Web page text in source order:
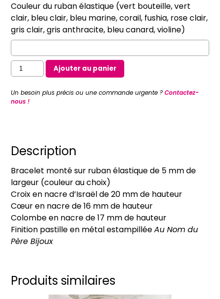
Couleur du ruban élastique (vert bouteille, vert
clair, bleu clair, bleu marine, corail, fushia, rose clair,
gris clair, gris anthracite, bleu canard, violine)
quantité
de
Bracelet
Sainte
élastique
Ajouter au panier
Un besoin plus précis ou une commande urgente ?Contactez-
nous !
Description
Bracelet monté sur ruban élastique de 5 mm de
largeur (couleur au choix)
Croix en nacre d’Israël de 20 mm de hauteur
Cœur en nacre de 16 mm de hauteur
Colombe en nacre de 17 mm de hauteur
Finition pastille en métal estampilléeAu Nom du
Père Bijoux
Produits similaires